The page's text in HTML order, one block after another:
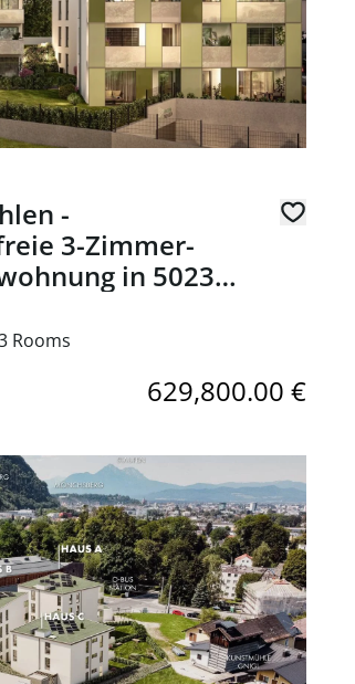
-
3-Zimmer-
in 5023
Rooms
629,800.00 €
Salzburg - zum Kauf
Mühlen - provisionsfreie 3-Zimmer-